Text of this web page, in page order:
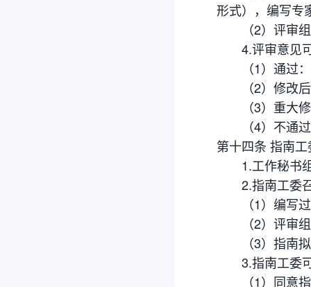
形式），编写专
（2）评审组
4.评审意见可
（1）通过：
（2）修改后
（3）重大修
（4）不通过
第十四条 指南
1.工作秘书组
2.指南工委召
（1）编写过
（2）评审组
（3）指南拟
3.指南工委可
（1）同意指